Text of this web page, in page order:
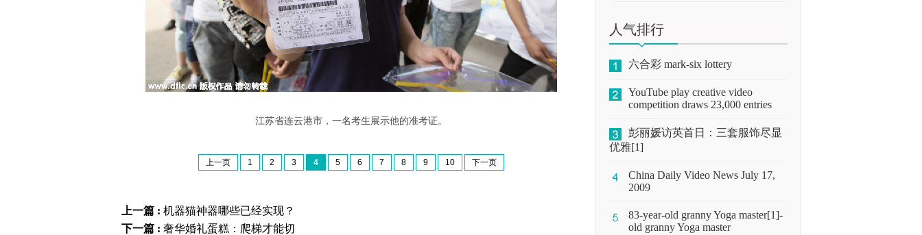
江苏省连云港市，一名考生展示他的准考证。
上一页 1 2 3 4 5 6 7 8 9 10 下一页
上一篇 : 机器猫神器哪些已经实现？
下一篇 : 奢华婚礼蛋糕：爬梯才能切
人气排行
六合彩 mark-six lottery
YouTube play creative video
competition draws 23,000 entries
彭丽媛访英首日：三套服饰尽显
优雅[1]
China Daily Video News July 17,
2009
83-year-old granny Yoga master[1]-
old granny Yoga master